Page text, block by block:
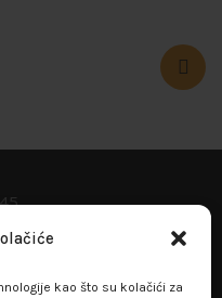
kao što su kolačići za
24 - TC Banjica